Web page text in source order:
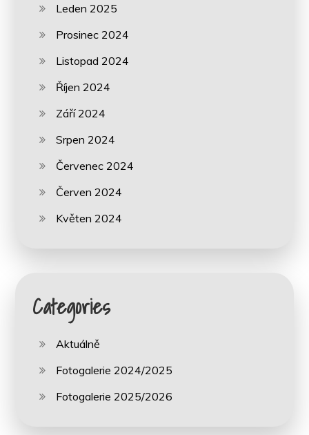
Leden 2025
Prosinec 2024
Listopad 2024
Říjen 2024
Září 2024
Srpen 2024
Červenec 2024
Červen 2024
Květen 2024
Categories
Aktuálně
Fotogalerie 2024/2025
Fotogalerie 2025/2026